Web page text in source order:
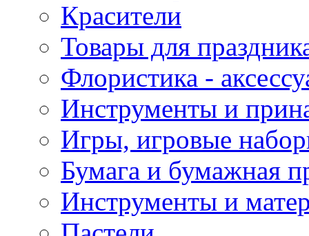
Красители
Товары для
Флористика -
Инструменты и
Игры, игровые
Бумага и бумажная
Инструменты и